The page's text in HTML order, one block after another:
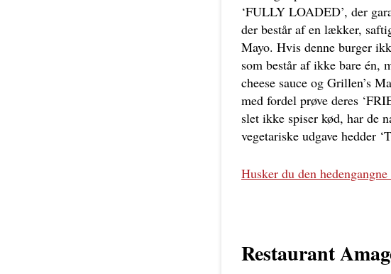
‘FULLY LOADED’, der
der består af en lækker,
Mayo. Hvis denne burger
som består af ikke bare én,
cheese sauce og Grillen’s
med fordel prøve deres
slet ikke spiser kød, har de
vegetariske udgave hedder
Husker du den
Restaurant